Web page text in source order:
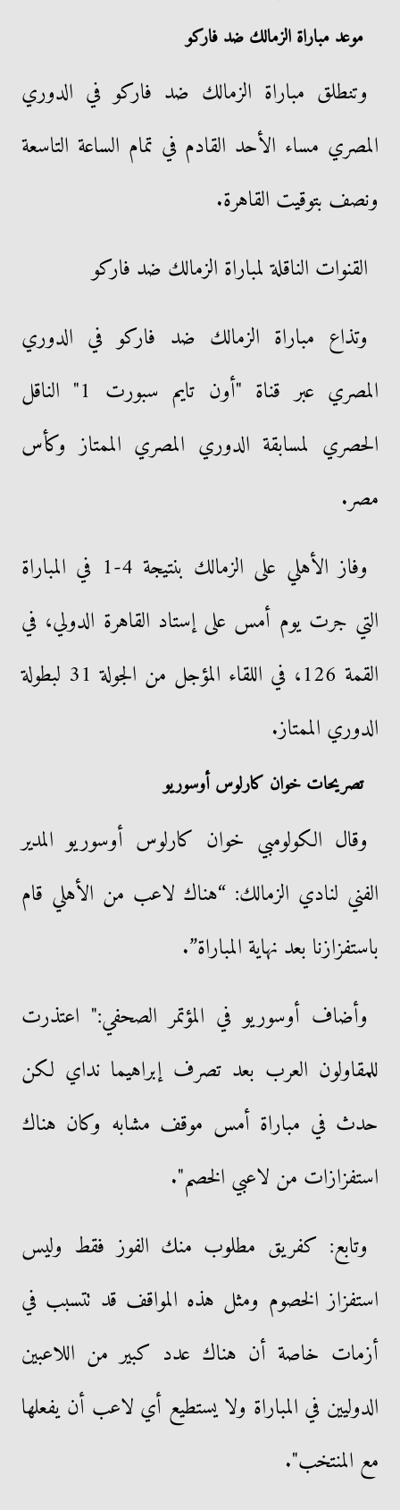
موعد مباراة الزمالك ضد فاركو
وتنطلق مباراة الزمالك ضد فاركو في الدوري
المصري مساء الأحد القادم في تمام الساعة التاسعة
ونصف بتوقيت القاهرة.
القنوات الناقلة لمباراة الزمالك ضد فاركو
وتذاع مباراة الزمالك ضد فاركو في الدوري
المصري عبر قناة "أون تايم سبورت 1" الناقل
الحصري لمسابقة الدوري المصري الممتاز وكأس
مصر.
وفاز الأهلي على الزمالك بنتيجة 4-1 في المباراة
التي جرت يوم أمس على إستاد القاهرة الدولي، في
القمة 126، في اللقاء المؤجل من الجولة 31 لبطولة
الدوري الممتاز.
تصريحات خوان كارلوس أوسوريو
وقال الكولومبي خوان كارلوس أوسوريو المدير
الفني لنادي الزمالك: “هناك لاعب من الأهلي قام
باستفزازنا بعد نهاية المباراة”.
وأضاف أوسوريو في المؤتمر الصحفي:" اعتذرت
للمقاولون العرب بعد تصرف إبراهيما نداي لكن
حدث في مباراة أمس موقف مشابه وكان هناك
استفزازات من لاعبي الخصم".
وتابع: كفريق مطلوب منك الفوز فقط وليس
استفزاز الخصوم ومثل هذه المواقف قد تتسبب في
أزمات خاصة أن هناك عدد كبير من اللاعبين
الدوليين في المباراة ولا يستطيع أي لاعب أن يفعلها
مع المنتخب".